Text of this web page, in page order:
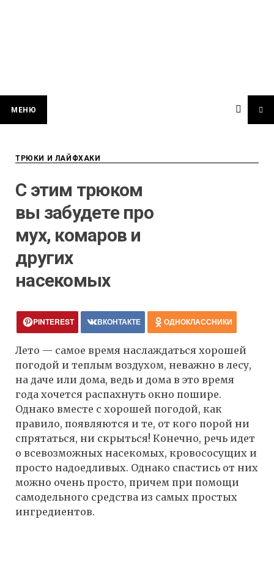
МЕНЮ
ТРЮКИ И ЛАЙФХАКИ
С этим трюком
вы забудете про
мух, комаров и
других
насекомых
PINTEREST ВКОНТАКТЕ ОДНОКЛАССНИКИ
Лето — самое время наслаждаться хорошей
погодой и теплым воздухом, неважно в лесу,
на даче или дома, ведь и дома в это время
года хочется распахнуть окно пошире.
Однако вместе с хорошей погодой, как
правило, появляются и те, от кого порой ни
спрятаться, ни скрыться! Конечно, речь идет
о всевозможных насекомых, кровососущих и
просто надоедливых. Однако спастись от них
можно очень просто, причем при помощи
самодельного средства из самых простых
ингредиентов.